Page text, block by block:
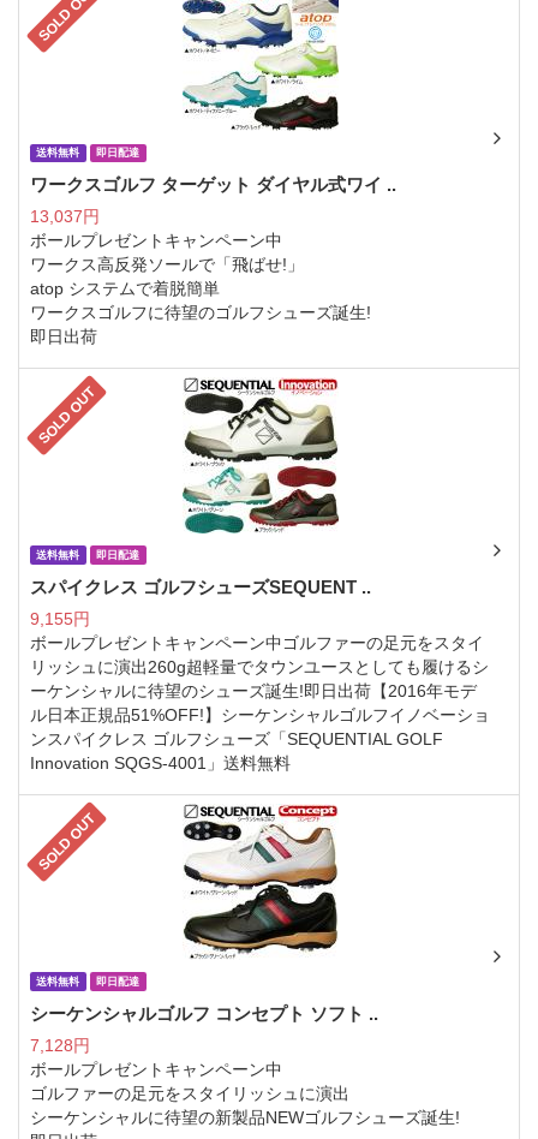
SOLD OUT
送料無料 即日配達
ワークスゴルフ ターゲット ダイヤル式ワイ ..
13,037円
ボールプレゼントキャンペーン中
ワークス高反発ソールで「飛ばせ!」
atop システムで着脱簡単
ワークスゴルフに待望のゴルフシューズ誕生!
即日出荷
SOLD OUT
送料無料 即日配達
スパイクレス ゴルフシューズSEQUENT ..
9,155円
ボールプレゼントキャンペーン中ゴルファーの足元をスタイ
リッシュに演出260g超軽量でタウンユースとしても履けるシ
ーケンシャルに待望のシューズ誕生!即日出荷【2016年モデ
ル日本正規品51%OFF!】シーケンシャルゴルフイノベーショ
ンスパイクレス ゴルフシューズ「SEQUENTIAL GOLF
Innovation SQGS-4001」送料無料
SOLD OUT
送料無料 即日配達
シーケンシャルゴルフ コンセプト ソフト ..
7,128円
ボールプレゼントキャンペーン中
ゴルファーの足元をスタイリッシュに演出
シーケンシャルに待望の新製品NEWゴルフシューズ誕生!